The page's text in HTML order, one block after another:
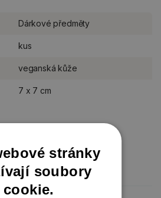
Dárkové předměty
kus
veganská kůže
7 x 7 cm
stránky
soubory
cookie.